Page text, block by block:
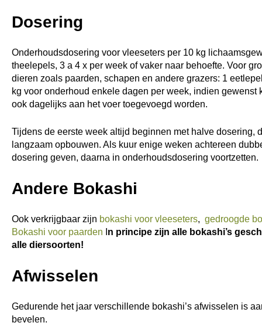
Dosering
Onderhoudsdosering voor vleeseters per 10 kg
theelepels, 3 a 4 x per week of vaker naar behoefte. Voor
dieren zoals paarden, schapen en andere grazers: 1
kg voor onderhoud enkele dagen per week, indien gewenst
ook dagelijks aan het voer toegevoegd worden.
Tijdens de eerste week altijd beginnen met halve dosering,
langzaam opbouwen. Als kuur enige weken achtereen
dosering geven, daarna in onderhoudsdosering voortzetten.
Andere Bokashi
Ook verkrijgbaar zijn bokashi voor vleeseters, gedroogde
Bokashi voor paarden n principe zijn alle bokashi’s
alle diersoorten!
Afwisselen
Gedurende het jaar verschillende bokashi’s afwisselen is
bevelen.